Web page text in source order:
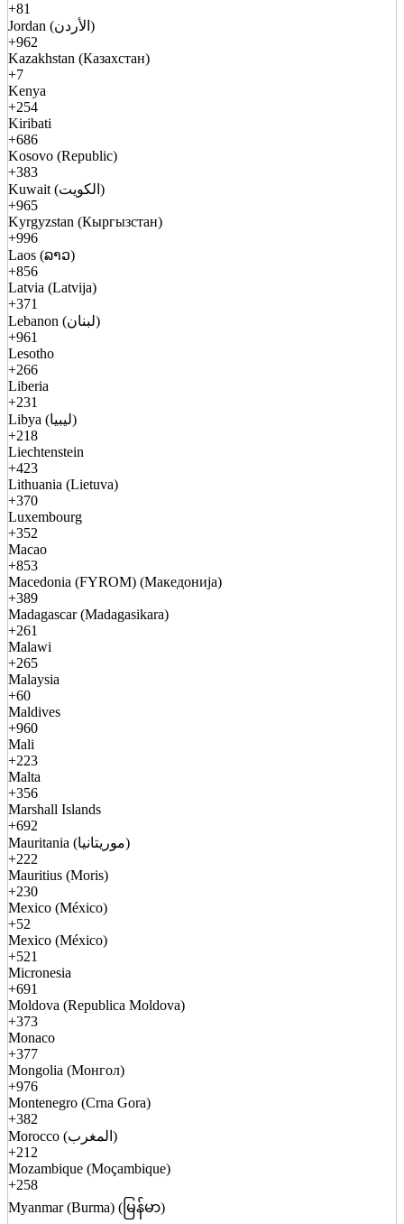
+81
Jordan (الأردن)
+962
Kazakhstan (Казахстан)
+7
Kenya
+254
Kiribati
+686
Kosovo (Republic)
+383
Kuwait (الكويت)
+965
Kyrgyzstan (Кыргызстан)
+996
Laos (ລາວ)
+856
Latvia (Latvija)
+371
Lebanon (لبنان)
+961
Lesotho
+266
Liberia
+231
Libya (ليبيا)
+218
Liechtenstein
+423
Lithuania (Lietuva)
+370
Luxembourg
+352
Macao
+853
Macedonia (FYROM) (Македонија)
+389
Madagascar (Madagasikara)
+261
Malawi
+265
Malaysia
+60
Maldives
+960
Mali
+223
Malta
+356
Marshall Islands
+692
Mauritania (موريتانيا)
+222
Mauritius (Moris)
+230
Mexico (México)
+52
Mexico (México)
+521
Micronesia
+691
Moldova (Republica Moldova)
+373
Monaco
+377
Mongolia (Монгол)
+976
Montenegro (Crna Gora)
+382
Morocco (المغرب)
+212
Mozambique (Moçambique)
+258
Myanmar (Burma) (မြန်မာ)